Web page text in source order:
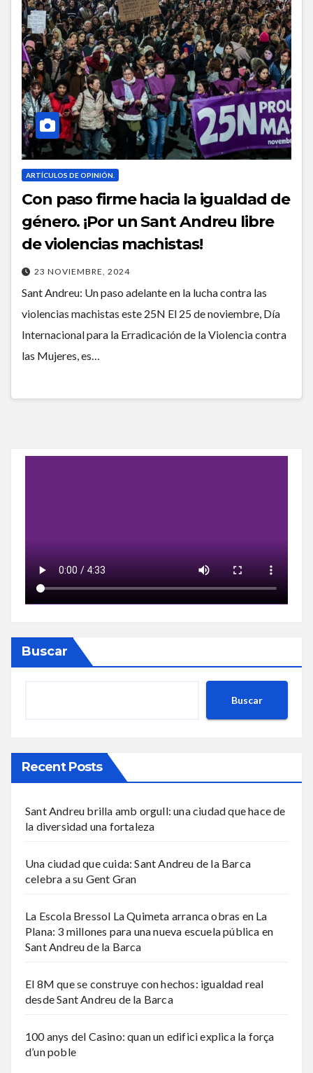
ARTÍCULOS DE OPINIÓN.
Con paso firme hacia la igualdad de
género. ¡Por un Sant Andreu libre
de violencias machistas!
23 NOVIEMBRE, 2024
Sant Andreu: Un paso adelante en la lucha contra las
violencias machistas este 25N El 25 de noviembre, Día
Internacional para la Erradicación de la Violencia contra
las Mujeres, es…
Buscar
Buscar
Recent Posts
Sant Andreu brilla amb orgull: una ciudad que hace de
la diversidad una fortaleza
Una ciudad que cuida: Sant Andreu de la Barca
celebra a su Gent Gran
La Escola Bressol La Quimeta arranca obras en La
Plana: 3 millones para una nueva escuela pública en
Sant Andreu de la Barca
El 8M que se construye con hechos: igualdad real
desde Sant Andreu de la Barca
100 anys del Casino: quan un edifici explica la força
d’un poble